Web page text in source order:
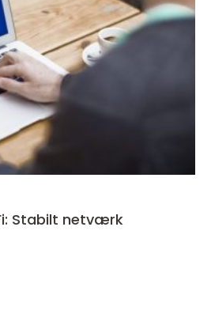
Stabilt netværk